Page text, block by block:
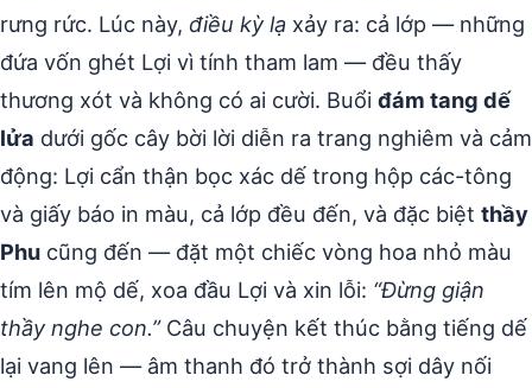
rưng rức. Lúc này, điều kỳ lạ xảy ra: cả lớp — những
đứa vốn ghét Lợi vì tính tham lam — đều thấy
thương xót và không có ai cười. Buổi đám tang dế
lửa dưới gốc cây bời lời diễn ra trang nghiêm và cảm
động: Lợi cẩn thận bọc xác dế trong hộp các-tông
và giấy báo in màu, cả lớp đều đến, và đặc biệt thầy
Phu cũng đến — đặt một chiếc vòng hoa nhỏ màu
tím lên mộ dế, xoa đầu Lợi và xin lỗi: “Đừng giận
thầy nghe con.”Câu chuyện kết thúc bằng tiếng dế
lại vang lên — âm thanh đó trở thành sợi dây nối